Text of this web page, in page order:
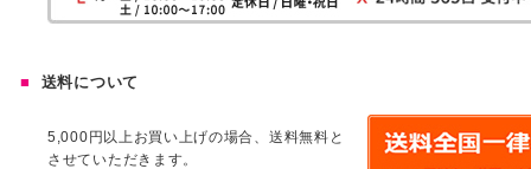
送料について
5,000円以上お買い上げの場合、送料無料と
させていただきます。